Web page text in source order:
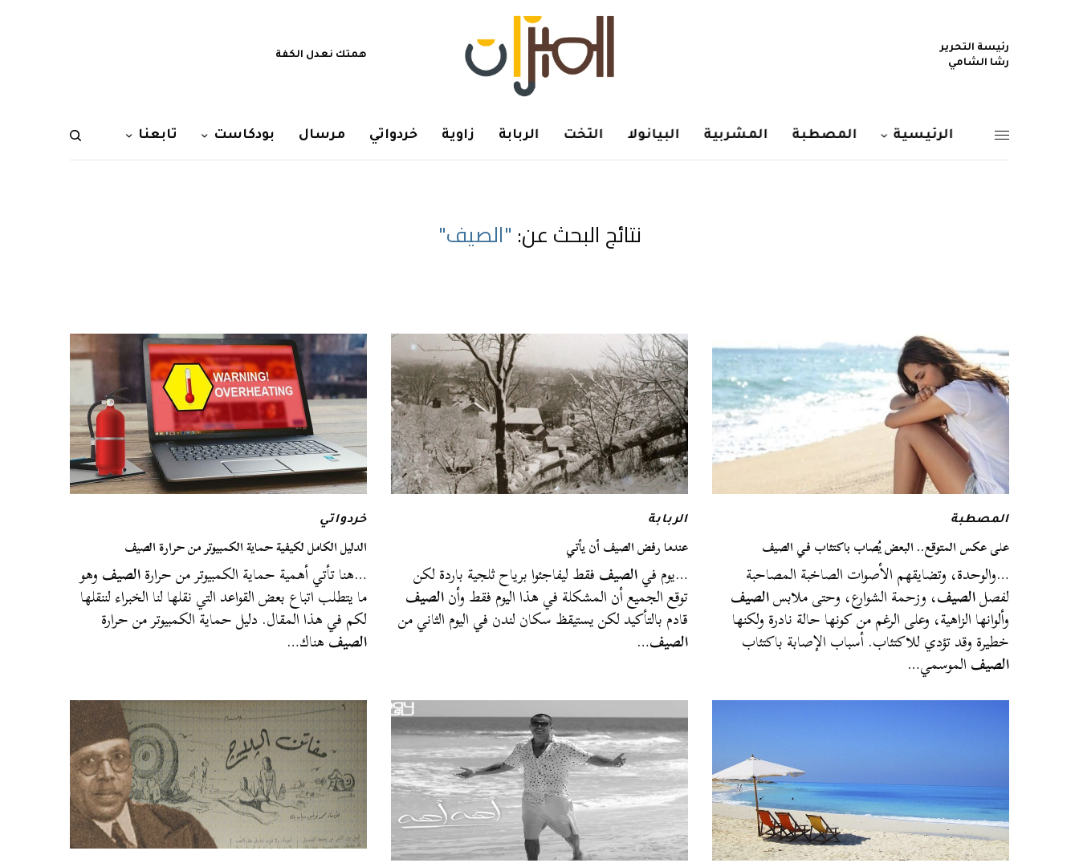
رئيسة التحرير
رشا الشامي
همتك نعدل الكفة
الرئيسية المصطبة المشربية البيانولا التخت الربابة زاوية خردواتي مرسال بودكاست تابعنا
نتائج البحث عن: "الصيف"
المصطبة
على عكس المتوقع.. البعض يُصاب باكتئاب في الصيف
…والوحدة، وتضايقهم الأصوات الصاخبة المصاحبة
لفصلالصيف، وزحمة الشوارع، وحتى ملابسالصيف
وألوانها الزاهية، وعلى الرغم من كونها حالة نادرة ولكنها
خطيرة وقد تؤدي للاكتئاب. أسباب الإصابة باكتئاب
الصيفالموسمي…
الربابة
عندما رفض الصيف أن يأتي
…يوم فيالصيففقط ليفاجئوا برياح ثلجية باردة لكن
توقع الجميع أن المشكلة في هذا اليوم فقط وأنالصيف
قادم بالتأكيد لكن يستيقظ سكان لندن في اليوم الثاني من
الصيف…
خردواتي
الدليل الكامل لكيفية حماية الكمبيوتر من حرارة الصيف
…هنا تأتي أهمية حماية الكمبيوتر من حرارةالصيفوهو
ما يتطلب اتباع بعض القواعد التي نقلها لنا الخبراء لننقلها
لكم في هذا المقال. دليل حماية الكمبيوتر من حرارة
الصيفهناك…